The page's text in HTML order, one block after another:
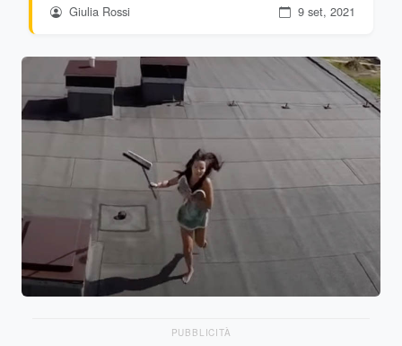
Giulia Rossi 9 set, 2021
PUBBLICITÀ